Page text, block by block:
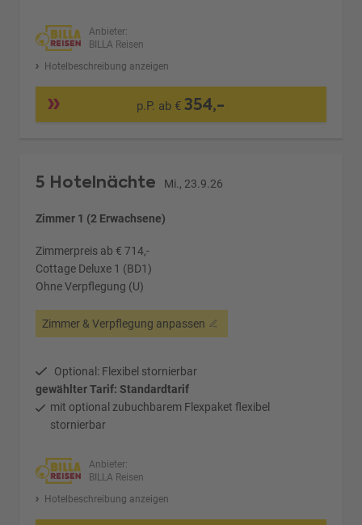
Anbieter:
BILLA Reisen
Hotelbeschreibung anzeigen
p.P. ab €354,-
5 Hotelnächte Mi., 23.9.26
Zimmer 1 (2 Erwachsene)
Zimmerpreis ab € 714,-
Cottage Deluxe 1 (BD1)
Ohne Verpflegung (U)
Zimmer & Verpflegung anpassen
Optional: Flexibel stornierbar
gewählter Tarif: Standardtarif
mit optional zubuchbarem Flexpaket flexibel
stornierbar
Anbieter:
BILLA Reisen
Hotelbeschreibung anzeigen